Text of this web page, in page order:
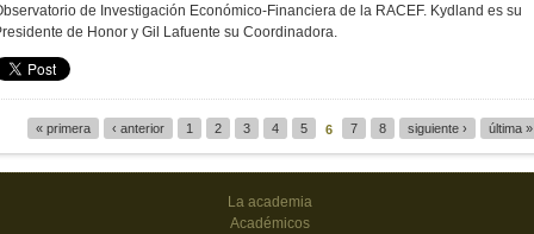
de Investigación Económico-Financiera de la RACEF. Kydland es su
de Honor y Gil Lafuente su Coordinadora.
« primera ‹ anterior 1 2 3 4 5 6 7 8 siguiente › última »
La academia
Académicos